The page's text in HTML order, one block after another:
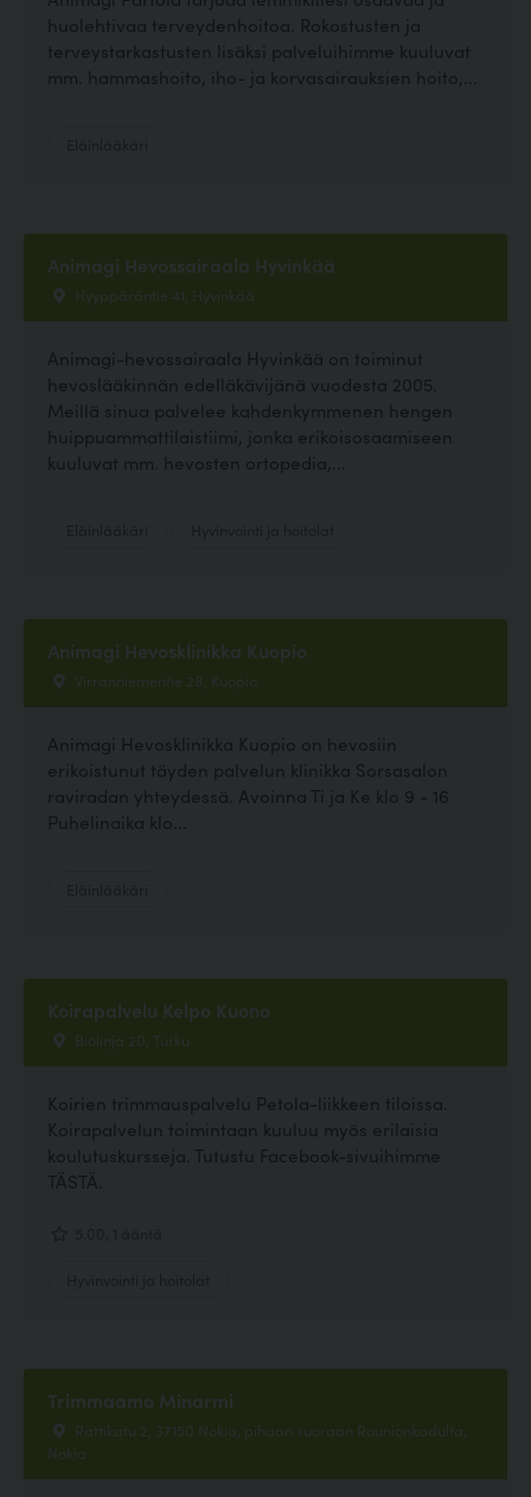
huolehtivaa terveydenhoitoa. Rokostusten ja
terveystarkastusten lisäksi palveluihimme kuuluvat
mm. hammashoito, iho- ja korvasairauksien hoito,...
Animagi Hevossairaala Hyvinkää
Hyyppäräntie 41, Hyvinkää
Animagi-hevossairaala Hyvinkää on toiminut
hevoslääkinnän edelläkävijänä vuodesta 2005.
Meillä sinua palvelee kahdenkymmenen hengen
huippuammattilaistiimi, jonka erikoisosaamiseen
kuuluvat mm. hevosten ortopedia,...
Animagi Hevosklinikka Kuopio
Virranniementie 28, Kuopio
Animagi Hevosklinikka Kuopio on hevosiin
erikoistunut täyden palvelun klinikka Sorsasalon
raviradan yhteydessä. Avoinna Ti ja Ke klo 9 - 16
Puhelinaika klo...
Koirapalvelu Kelpo Kuono
Biolinja 20, Turku
Koirien trimmauspalvelu Petola-liikkeen tiloissa.
Koirapalvelun toimintaan kuuluu myös erilaisia
koulutuskursseja. Tutustu Facebook-sivuihimme
TÄSTÄ.
Trimmaamo Minarmi
Rattikatu 2, 37150 Nokia, pihaan suoraan Rounionkadulta,
Nokia